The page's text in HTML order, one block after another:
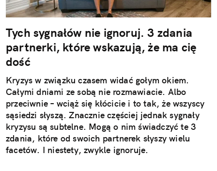
Tych sygnałów nie ignoruj. 3 zdania
partnerki, które wskazują, że ma cię
dość
Kryzys w związku czasem widać gołym okiem.
Całymi dniami ze sobą nie rozmawiacie. Albo
przeciwnie – wciąż się kłócicie i to tak, że wszyscy
sąsiedzi słyszą. Znacznie częściej jednak sygnały
kryzysu są subtelne. Mogą o nim świadczyć te 3
zdania, które od swoich partnerek słyszy wielu
facetów. I niestety, zwykle ignoruje.